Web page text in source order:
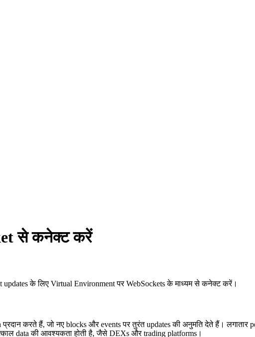
से कनेक्ट करें
के लिए Virtual Environment पर WebSockets के माध्यम से कनेक्ट करें।
करते हैं, जो नए blocks और events पर तुरंत updates की अनुमति देते हैं।
data की आवश्यकता होती है, जैसे DEXs और trading platforms।